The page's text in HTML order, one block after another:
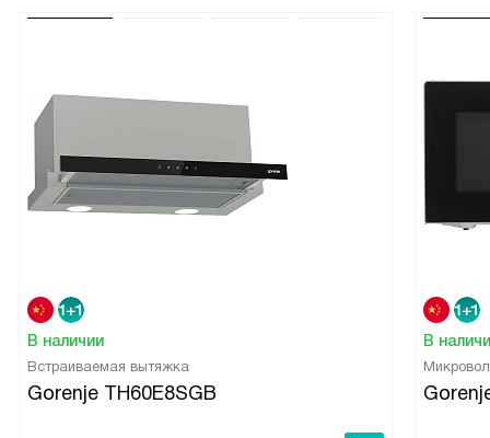
В наличии
Встраиваемая вытяжка
Gorenje TH60E8SGB
В